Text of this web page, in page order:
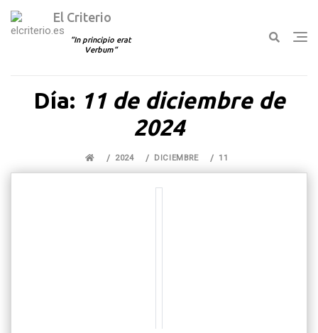
El Criterio
In principio erat
Verbum
Día: 11 de diciembre de
2024
2024 DICIEMBRE 11